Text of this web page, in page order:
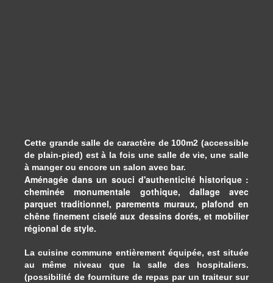
Cette grande salle de caractère de 100m2 (accessible
de plain-pied) est à la fois une salle de vie, une salle
à manger ou encore un salon avec bar.
Aménagée dans un souci d'authenticité historique :
cheminée monumentale gothique, dallage avec
parquet traditionnel, parements muraux, plafond en
chêne finement ciselé aux dessins dorés, et mobilier
régional de style.
La cuisine commune entièrement équipée, est située
au même niveau que la salle des hospitaliers.
(possibilité de fourniture de repas par un traiteur sur